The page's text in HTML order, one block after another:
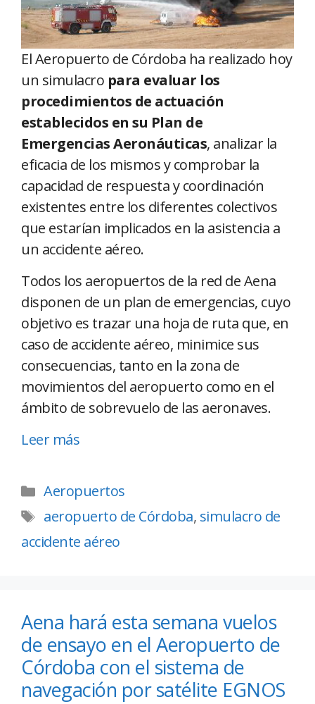
El Aeropuerto de Córdoba ha realizado hoy
un simulacro para evaluar los
procedimientos de actuación
establecidos en su Plan de
Emergencias Aeronáuticas, analizar la
eficacia de los mismos y comprobar la
capacidad de respuesta y coordinación
existentes entre los diferentes colectivos
que estarían implicados en la asistencia a
un accidente aéreo.
Todos los aeropuertos de la red de Aena
disponen de un plan de emergencias, cuyo
objetivo es trazar una hoja de ruta que, en
caso de accidente aéreo, minimice sus
consecuencias, tanto en la zona de
movimientos del aeropuerto como en el
ámbito de sobrevuelo de las aeronaves.
Leer más
Aeropuertos
aeropuerto de Córdoba, simulacro de
accidente aéreo
Aena hará esta semana vuelos
de ensayo en el Aeropuerto de
Córdoba con el sistema de
navegación por satélite EGNOS